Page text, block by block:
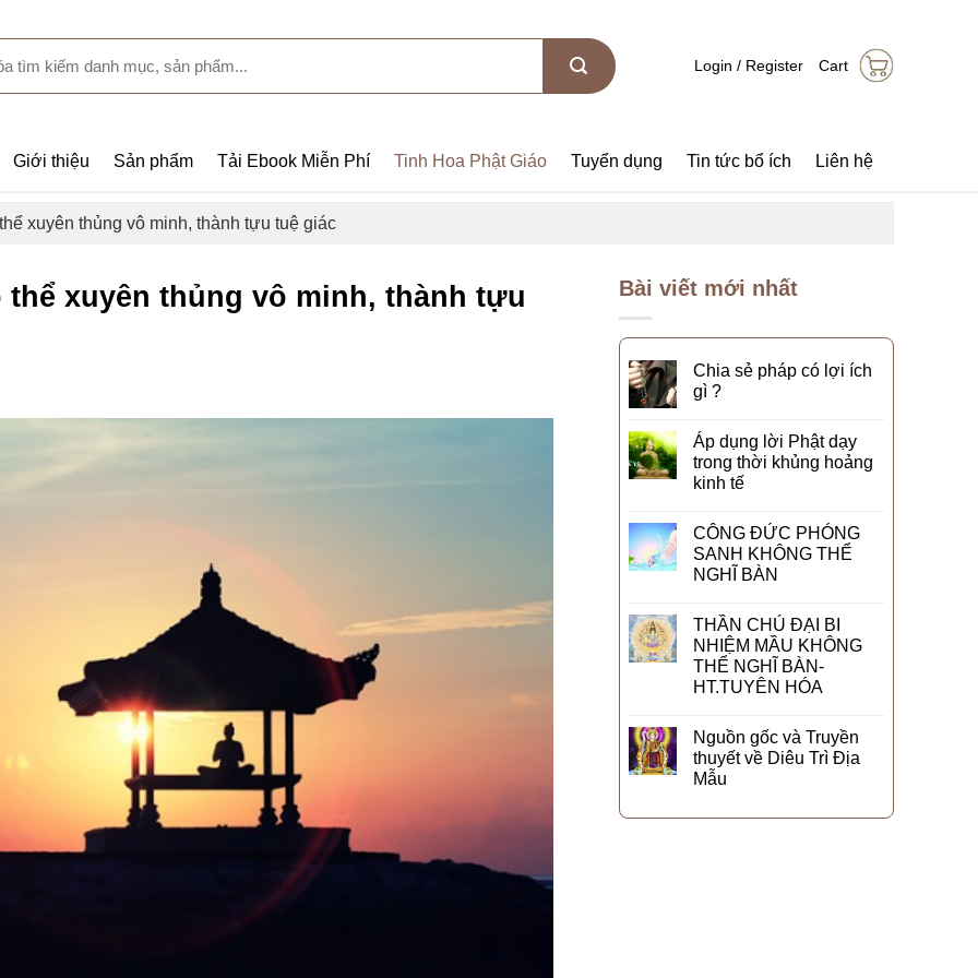
Login / Register Cart
Giới thiệu Sản phẩm Tải Ebook Miễn Phí Tinh Hoa Phật Giáo Tuyển dụng Tin tức bổ ích Liên hệ
xuyên thủng vô minh, thành tựu tuệ giác
xuyên thủng vô minh, thành tựu Bài viết mới nhất
Chia sẻ pháp có lợi ích
gì ?
Áp dụng lời Phật dạy
trong thời khủng hoảng
kinh tế
CÔNG ĐỨC PHÓNG
SANH KHÔNG THỂ
NGHĨ BÀN
THẦN CHÚ ĐẠI BI
NHIỆM MẦU KHÔNG
THỂ NGHĨ BÀN-
HT.TUYÊN HÓA
Nguồn gốc và Truyền
thuyết về Diêu Trì Địa
Mẫu